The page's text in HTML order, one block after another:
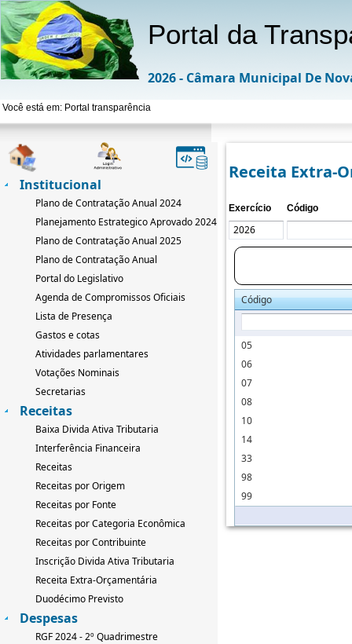
Portal da
2026 - Câmara Municipal De
Você está em: Portal transparência
Institucional
Plano de Contratação Anual 2024
Planejamento Estrategico Aprovado 2024-2033
Plano de Contratação Anual 2025
Plano de Contratação Anual
Portal do Legislativo
Agenda de Compromissos Oficiais
Lista de Presença
Gastos e cotas
Atividades parlamentares
Votações Nominais
Secretarias
Receitas
Baixa Divida Ativa Tributaria
Interferência Financeira
Receitas
Receitas por Origem
Receitas por Fonte
Receitas por Categoria Econômica
Receitas por Contribuinte
Inscrição Divida Ativa Tributaria
Receita Extra-Orçamentária
Duodécimo Previsto
Despesas
RGF 2024 - 2º Quadrimestre
Receita Extra-
Exercício Código
Código
05
06
07
08
10
14
33
98
99